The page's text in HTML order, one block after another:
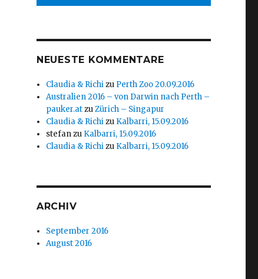
NEUESTE KOMMENTARE
Claudia & Richizu Perth Zoo 20.09.2016
Australien 2016 – von Darwin nach Perth –
pauker.atzuZürich – Singapur
Claudia & Richizu Kalbarri, 15.09.2016
stefanzu Kalbarri, 15.09.2016
Claudia & Richizu Kalbarri, 15.09.2016
ARCHIV
September 2016
August 2016